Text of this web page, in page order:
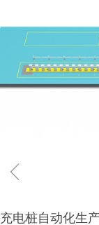
ꁆ
充电桩自动化生